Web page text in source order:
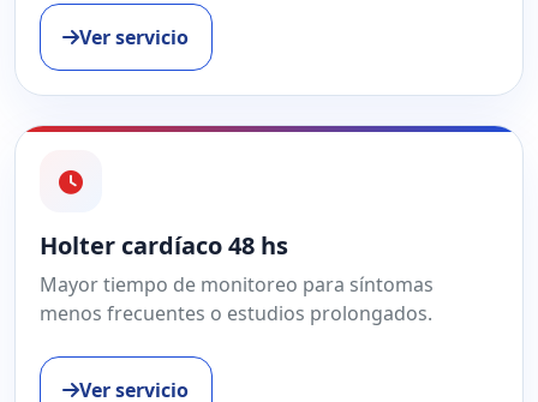
Ver servicio
Holter cardíaco 48 hs
Mayor tiempo de monitoreo para síntomas
menos frecuentes o estudios prolongados.
Ver servicio